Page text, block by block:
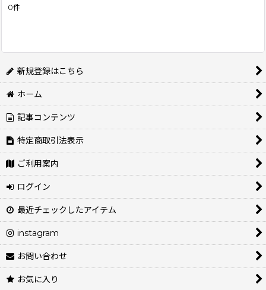
絞り込む
0件
新規登録はこちら
ホーム
記事コンテンツ
特定商取引法表示
ご利用案内
ログイン
最近チェックしたアイテム
instagram
お問い合わせ
お気に入り